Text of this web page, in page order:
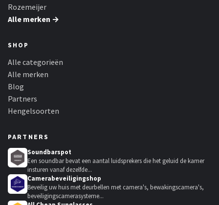
Rozemeijer
Alle merken →
SHOP
Alle categorieën
Alle merken
Blog
Partners
Hengelsoorten
PARTNERS
Soundbarspot
Een soundbar bevat een aantal luidsprekers die het geluid de kamer
insturen vanaf dezelfde...
Camerabeveiligingshop
Beveilig uw huis met deurbellen met camera's, bewakingscamera's,
beveiligingscamerasysteme...